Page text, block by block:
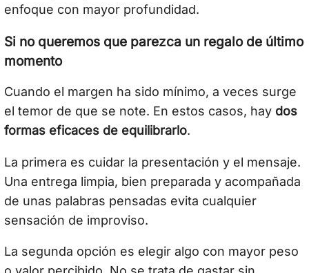
enfoque con mayor profundidad.
Si no queremos que parezca un regalo de último
momento
Cuando el margen ha sido mínimo, a veces surge
el temor de que se note. En estos casos, hay dos
formas eficaces de equilibrarlo.
La primera es cuidar la presentación y el mensaje.
Una entrega limpia, bien preparada y acompañada
de unas palabras pensadas evita cualquier
sensación de improviso.
La segunda opción es elegir algo con mayor peso